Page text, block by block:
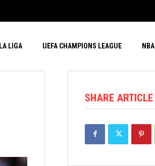
LA LIGA UEFA CHAMPIONS LEAGUE NBA
SHARE ARTICLE